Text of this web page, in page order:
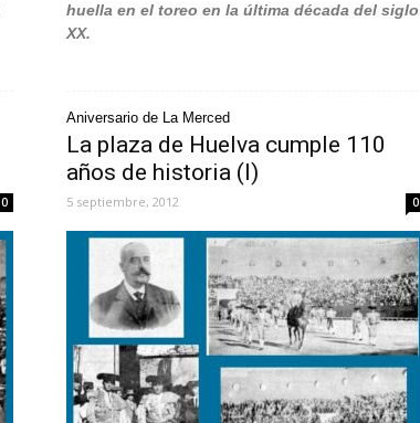
huella en el toreo en la última década del siglo
XX.
0
Aniversario de La Merced
La plaza de Huelva cumple 110
años de historia (I)
5 septiembre, 2012 0